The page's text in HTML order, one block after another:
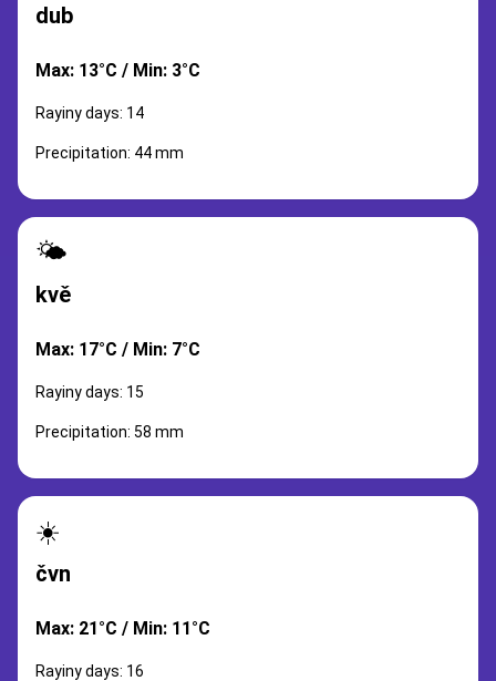
dub
Max: 13°C / Min: 3°C
Rayiny days: 14
Precipitation: 44 mm
🌤️
kvě
Max: 17°C / Min: 7°C
Rayiny days: 15
Precipitation: 58 mm
☀️
čvn
Max: 21°C / Min: 11°C
Rayiny days: 16